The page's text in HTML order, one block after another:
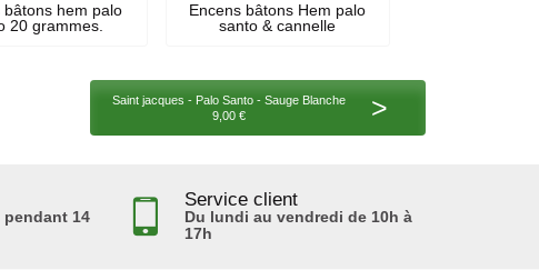
bâtons hem palo
20 grammes.
Encens bâtons Hem palo
santo & cannelle
Saint jacques - Palo Santo - Sauge Blanche
9,00 €
>
14
Service client
Du lundi au vendredi de 10h à
17h